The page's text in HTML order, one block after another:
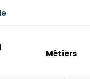
Métiers